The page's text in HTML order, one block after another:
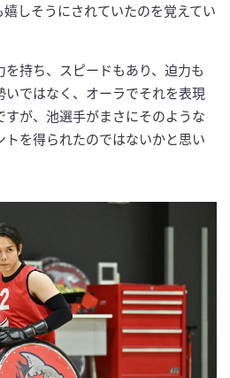
しそうにされていたのを覚えてい
持ち、スピードもあり、迫力も
ではなく、オーラでそれを表現
すが、池選手がまさにそのような
を得られたのではないかと思い